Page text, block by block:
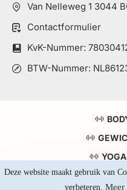
Deze website maakt gebruik van
verbeteren. Meer
Van Nelleweg 1 3044
Contactformulier
KvK-Nummer:
BTW-Nummer:
TOP 5